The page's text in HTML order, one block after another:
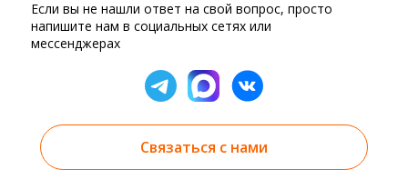
Если вы не нашли ответ на свой вопрос, просто
напишите нам в социальных сетях или
мессенджерах
Связаться с нами